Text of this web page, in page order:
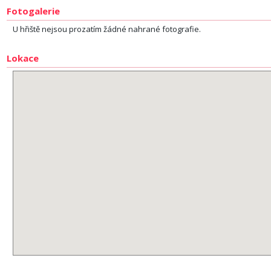
Fotogalerie
U hřiště nejsou prozatím žádné nahrané fotografie.
Lokace